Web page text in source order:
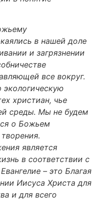
в нашей доле
и загрязнении
все вокруг.
христиан, чье
среды. Мы не будем
о Божьем
творения.
является
в соответствии с
– это Благая
Иисуса Христа для
и для всего